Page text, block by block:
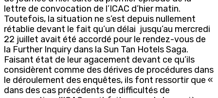
lettre de convocation de l’ICAC d’hier matin.
Toutefois, la situation ne s’est depuis nullement
rétablie devant le fait qu’un délai jusqu’au mercredi
22 juillet avait été accordé pour le rendez-vous de
la Further Inquiry dans la Sun Tan Hotels Saga.
Faisant état de leur agacement devant ce qu’ils
considèrent comme des dérives de procédures dans
le déroulement des enquêtes, ils font ressortir que «
dans des cas précédents de difficultés de